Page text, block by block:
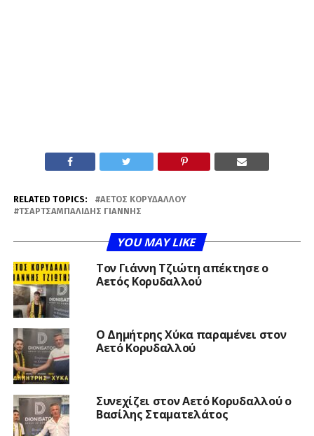
RELATED TOPICS:
ΑΕΤΌΣ ΚΟΡΥΔΑΛΛΟΎ
ΤΣΑΡΤΣΑΜΠΑΛΊΔΗΣ ΓΙΆΝΝΗΣ
YOU MAY LIKE
Τον Γιάννη Τζιώτη απέκτησε ο
Αετός Κορυδαλλού
O Δημήτρης Χύκα παραμένει στον
Αετό Κορυδαλλού
Συνεχίζει στον Αετό Κορυδαλλού ο
Βασίλης Σταματελάτος